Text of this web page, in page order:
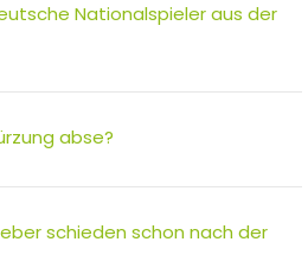
Nationalspieler aus der
abse?
schieden schon nach der